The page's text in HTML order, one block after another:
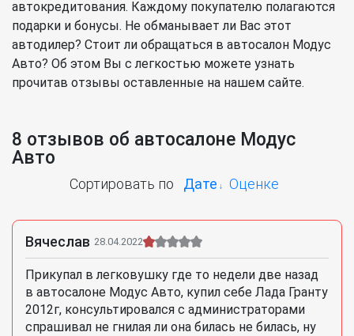
автокредитования. Каждому покупателю полагаются
подарки и бонусы. Не обманывает ли Вас этот
автодилер? Стоит ли обращаться в автосалон Модус
Авто? Об этом Вы с легкостью можете узнать
прочитав отзывы оставленные на нашем сайте.
8 отзывов об автосалоне Модус
Авто
Сортировать по Дате Оценке
Вячеслав 28.04.2022
Прикупал в легковушку где то недели две назад
в автосалоне Модус Авто, купил себе Лада Гранту
2012г, консультировался с администраторами
спрашивал не гнилая ли она билась не билась, ну